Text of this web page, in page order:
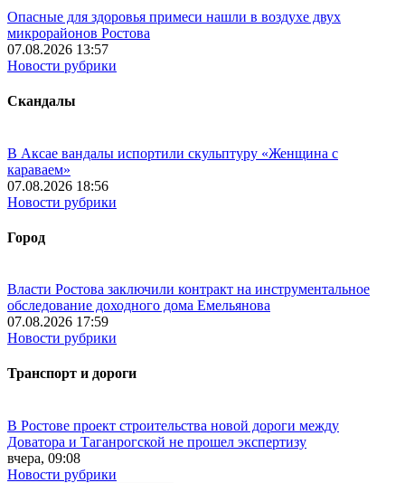
Опасные для здоровья примеси нашли в воздухе двух
микрорайонов Ростова
07.08.2026 13:57
Новости рубрики
Скандалы
В Аксае вандалы испортили скульптуру «Женщина с
караваем»
07.08.2026 18:56
Новости рубрики
Город
Власти Ростова заключили контракт на инструментальное
обследование доходного дома Емельянова
07.08.2026 17:59
Новости рубрики
Транспорт и дороги
В Ростове проект строительства новой дороги между
Доватора и Таганрогской не прошел экспертизу
вчера, 09:08
Новости рубрики